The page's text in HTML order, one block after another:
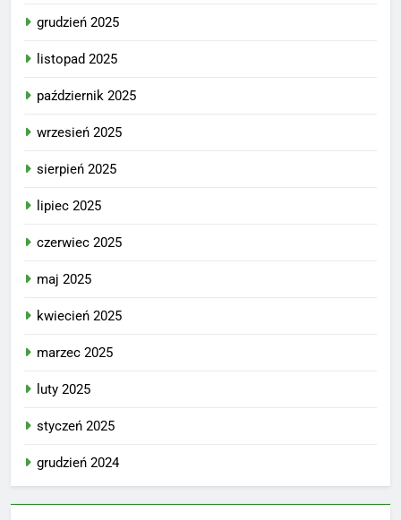
grudzień 2025
listopad 2025
październik 2025
wrzesień 2025
sierpień 2025
lipiec 2025
czerwiec 2025
maj 2025
kwiecień 2025
marzec 2025
luty 2025
styczeń 2025
grudzień 2024